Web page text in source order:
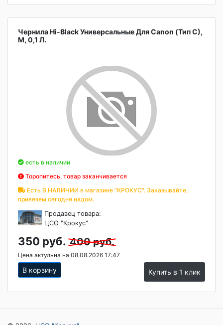
Чернила Hi-Black Универсальные Для Canon (Тип C),
M, 0,1 Л.
есть в наличии
Торопитесь, товар заканчивается
Есть В НАЛИЧИИ в магазине "КРОКУС". Заказывайте,
привезем сегодня надом.
Продавец товара:
ЦСО "Крокус"
350 руб. 400 руб.
Цена актульна на 08.08.2026 17:47
В корзину Купить в 1 клик